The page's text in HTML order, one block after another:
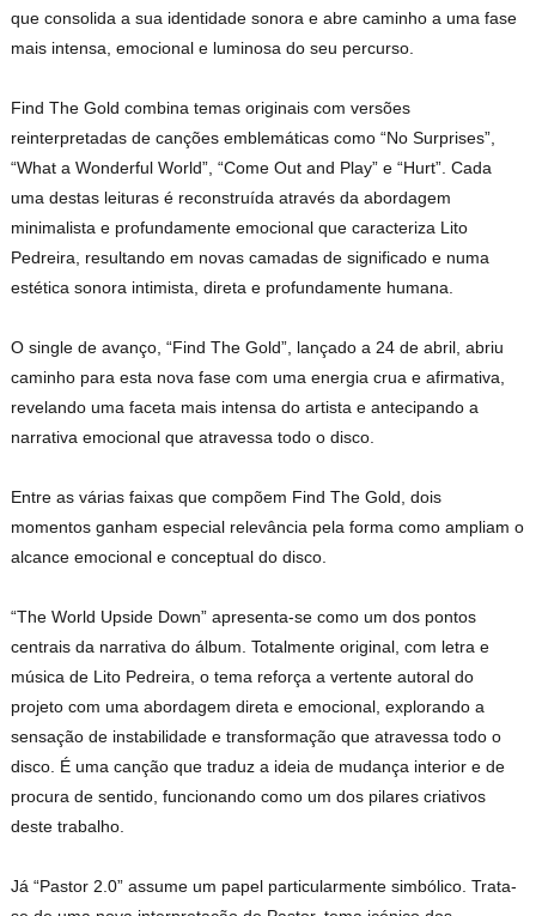
que consolida a sua identidade sonora e abre caminho a uma fase
mais intensa, emocional e luminosa do seu percurso.
Find The Gold combina temas originais com versões
reinterpretadas de canções emblemáticas como “No Surprises”,
“What a Wonderful World”, “Come Out and Play” e “Hurt”. Cada
uma destas leituras é reconstruída através da abordagem
minimalista e profundamente emocional que caracteriza Lito
Pedreira, resultando em novas camadas de significado e numa
estética sonora intimista, direta e profundamente humana.
O single de avanço, “Find The Gold”, lançado a 24 de abril, abriu
caminho para esta nova fase com uma energia crua e afirmativa,
revelando uma faceta mais intensa do artista e antecipando a
narrativa emocional que atravessa todo o disco.
Entre as várias faixas que compõem Find The Gold, dois
momentos ganham especial relevância pela forma como ampliam o
alcance emocional e conceptual do disco.
“The World Upside Down” apresenta-se como um dos pontos
centrais da narrativa do álbum. Totalmente original, com letra e
música de Lito Pedreira, o tema reforça a vertente autoral do
projeto com uma abordagem direta e emocional, explorando a
sensação de instabilidade e transformação que atravessa todo o
disco. É uma canção que traduz a ideia de mudança interior e de
procura de sentido, funcionando como um dos pilares criativos
deste trabalho.
Já “Pastor 2.0” assume um papel particularmente simbólico. Trata-